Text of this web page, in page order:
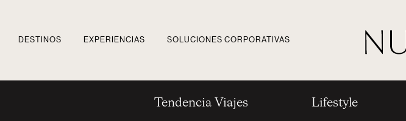
DESTINOS EXPERIENCIAS SOLUCIONES CORPORATIVAS
Tendencia Viajes Lifestyle